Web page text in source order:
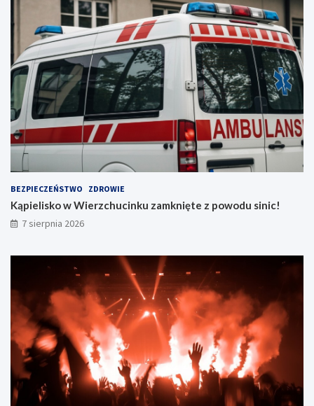
BEZPIECZEŃSTWO ZDROWIE
Kąpielisko w Wierzchucinku zamknięte z powodu sinic!
7 sierpnia 2026